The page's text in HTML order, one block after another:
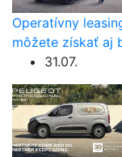
Operatívny
môžete získať aj
31.07.